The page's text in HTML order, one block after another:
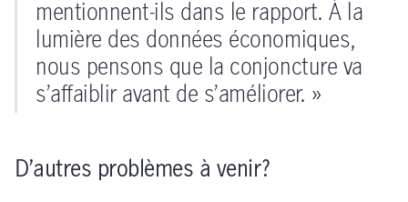
mentionnent-ils dans le rapport. À la
lumière des données économiques,
nous pensons que la conjoncture va
s’affaiblir avant de s’améliorer. »
D’autres problèmes à venir?